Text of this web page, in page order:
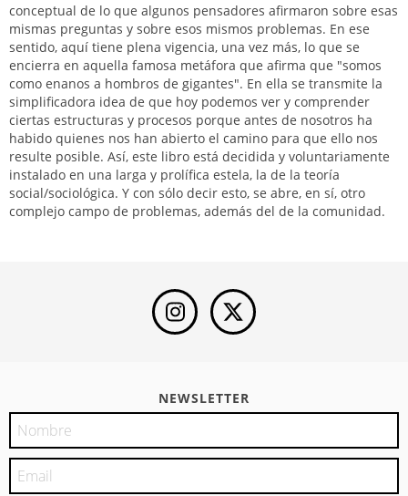
conceptual de lo que algunos pensadores afirmaron sobre esas
mismas preguntas y sobre esos mismos problemas. En ese
sentido, aquí tiene plena vigencia, una vez más, lo que se
encierra en aquella famosa metáfora que afirma que "somos
como enanos a hombros de gigantes". En ella se transmite la
simplificadora idea de que hoy podemos ver y comprender
ciertas estructuras y procesos porque antes de nosotros ha
habido quienes nos han abierto el camino para que ello nos
resulte posible. Así, este libro está decidida y voluntariamente
instalado en una larga y prolífica estela, la de la teoría
social/sociológica. Y con sólo decir esto, se abre, en sí, otro
complejo campo de problemas, además del de la comunidad.
NEWSLETTER